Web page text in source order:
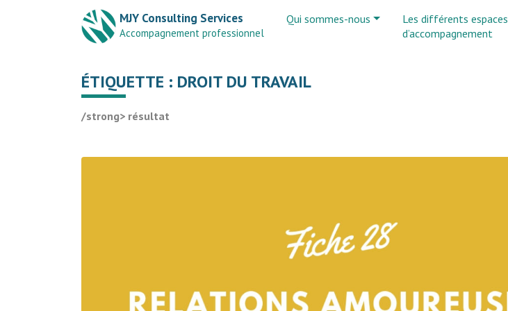
MJY Consulting Services
Accompagnement professionnel
Qui sommes-nous
Les différents espaces
d’accompagnement
ÉTIQUETTE : DROIT DU TRAVAIL
/strong> résultat